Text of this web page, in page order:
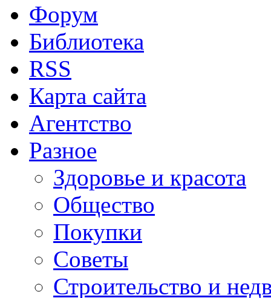
Форум
Библиотека
RSS
Карта сайта
Агентство
Разное
Здоровье и красота
Общество
Покупки
Советы
Строительство и